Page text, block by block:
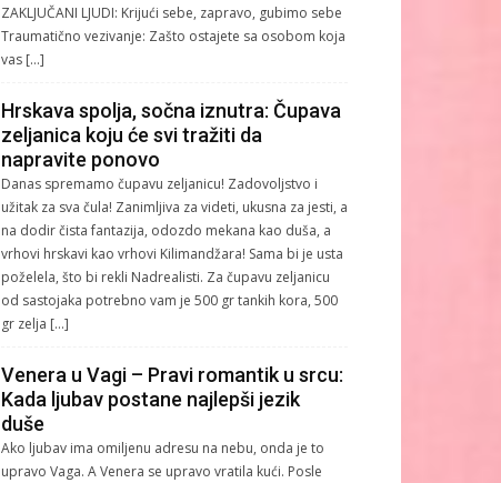
ZAKLJUČANI LJUDI: Krijući sebe, zapravo, gubimo sebe
Traumatično vezivanje: Zašto ostajete sa osobom koja
vas […]
Hrskava spolja, sočna iznutra: Čupava
zeljanica koju će svi tražiti da
napravite ponovo
Danas spremamo čupavu zeljanicu! Zadovoljstvo i
užitak za sva čula! Zanimljiva za videti, ukusna za jesti, a
na dodir čista fantazija, odozdo mekana kao duša, a
vrhovi hrskavi kao vrhovi Kilimandžara! Sama bi je usta
poželela, što bi rekli Nadrealisti. Za čupavu zeljanicu
od sastojaka potrebno vam je 500 gr tankih kora, 500
gr zelja […]
Venera u Vagi – Pravi romantik u srcu:
Kada ljubav postane najlepši jezik
duše
Ako ljubav ima omiljenu adresu na nebu, onda je to
upravo Vaga. A Venera se upravo vratila kući. Posle